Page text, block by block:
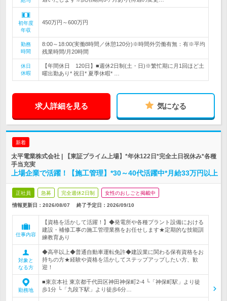
初年度
年収
450万円～600万円
勤務
時間
8:00～18:00(実働8時間／休憩120分)※時間外労働有無：有※平均
残業時間/月20時間
休日
休暇
【年間休日 120日】■週休2日制(土・日)※繁忙期に月1回ほど土
曜出勤あり* 祝日* 夏季休暇* …
求人詳細を見る 気になる
新着
太平電業株式会社 | 【東証プライム上場】*年休122日*完全土日祝休み*各種
手当充実
上場企業で活躍！【施工管理】*30～40代活躍中*月給33万円以上
正社員 急募 完全週休2日制 女性のおしごと掲載中
情報更新日：2026/08/07 終了予定日： 2026/09/10
仕事内容
【資格を活かして活躍！】◆発電所や各種プラント設備における
建設・補修工事の施工管理業務をお任せします★定期的な技能訓
練教育あり
対象と
なる方
◆高卒以上◆普通自動車運転免許◆建設業に関わる保有資格をお
持ちの方★経験や資格を活かしてステップアップしたい方、歓
迎！
勤務地
■東京本社 東京都千代田区神田神保町2-4 └「神保町駅」より徒
歩1分 └「九段下駅」より徒歩6分…